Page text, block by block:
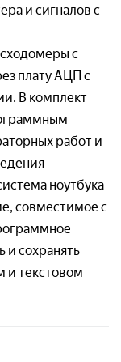
и сигналов с
с
плату АЦП с
В комплект
работ и
ноутбука
совместимое с
и сохранять
и текстовом